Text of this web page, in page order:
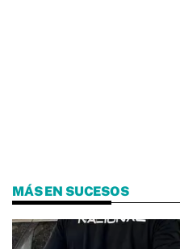
MÁS EN SUCESOS